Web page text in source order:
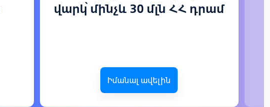
վարկ՝ մինչև 30 մլն ՀՀ դրամ
Իմանալ ավելին